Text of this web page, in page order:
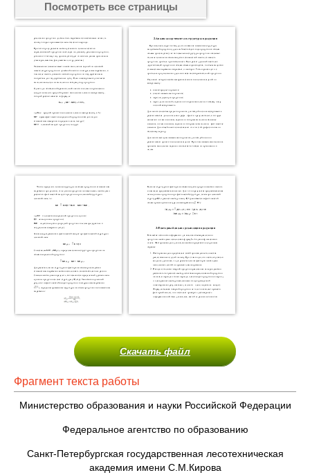
Посмотреть все страницы
Скачать файл
Фрагмент текста работы
Министерство образования и науки Российской Федерации
Федеральное агентство по образованию
Санкт-Петербургская государственная лесотехническая
академия имени С.М.Кирова